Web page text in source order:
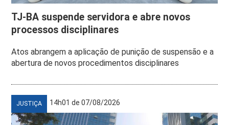
TJ-BA suspende servidora e abre novos
processos disciplinares
Atos abrangem a aplicação de punição de suspensão e a
abertura de novos procedimentos disciplinares
JUSTIÇA 14h01 de 07/08/2026